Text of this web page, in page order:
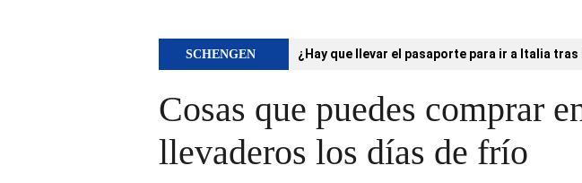
SCHENGEN ¿Hay que llevar el pasaporte para ir a Italia
Cosas que puedes comprar
llevaderos los días de frío